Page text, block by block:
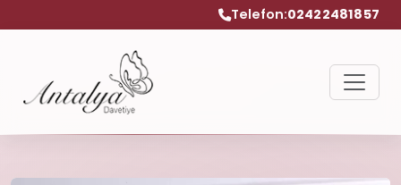
Telefon:02422481857